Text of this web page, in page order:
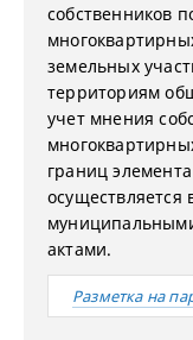
собственников
земельных
территориям
учет мнения
границ
осуществляется
актами.
Разметка на